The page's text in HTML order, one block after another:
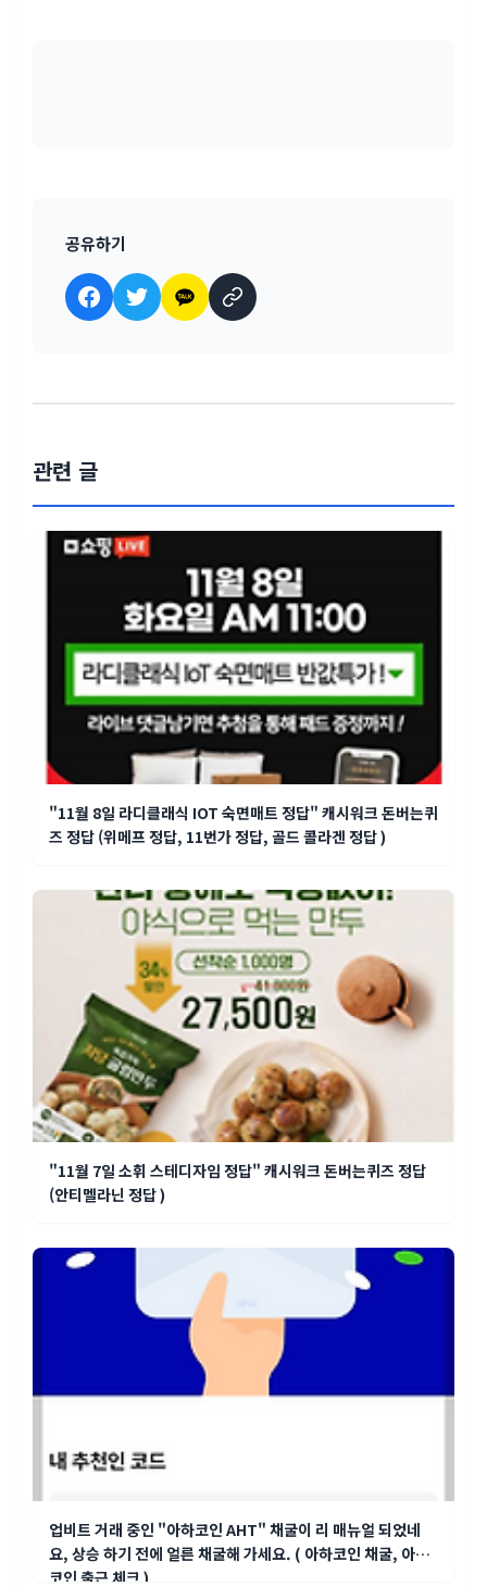
공유하기
관련 글
"11월 8일 라디클래식 IOT 숙면매트 정답" 캐시워크 돈버는퀴
즈 정답 (위메프 정답, 11번가 정답, 골드 콜라겐 정답 )
"11월 7일 소휘 스테디자임 정답" 캐시워크 돈버는퀴즈 정답
(안티멜라닌 정답 )
업비트 거래 중인 "아하코인 AHT" 채굴이 리 매뉴얼 되었네
요, 상승 하기 전에 얼른 채굴해 가세요. ( 아하코인 채굴, 아하
코인 출근 체크 )